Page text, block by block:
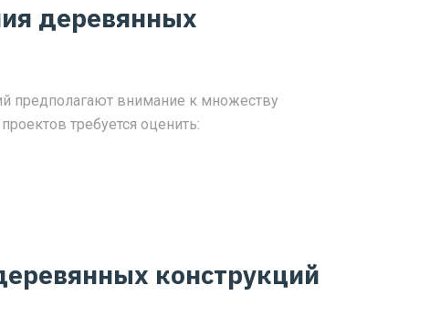
деревянных
предполагают внимание к множеству
требуется оценить:
конструкций